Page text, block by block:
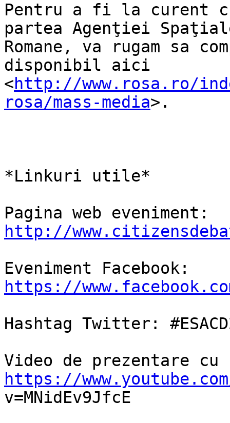
Pentru a fi la curent
partea Agenţiei
Romane, va rugam sa
disponibil aici
<http://www.rosa.ro/
rosa/mass-media>.
*Linkuri utile*
http://
https://
Hashtag Twitter:
https://
v=MNidEv9JfcE